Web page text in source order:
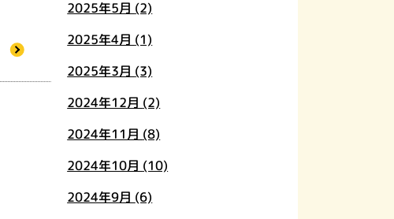
2025年5月 (2)
2025年4月 (1)
2025年3月 (3)
2024年12月 (2)
2024年11月 (8)
2024年10月 (10)
2024年9月 (6)